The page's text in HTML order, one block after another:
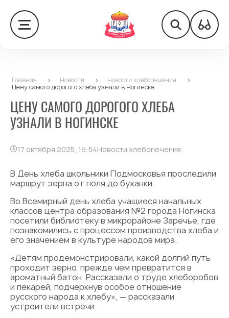
Главная > Новости > Новости хлебопечения
>
Цену самого дорогого хлеба узнали в Ногинске
ЦЕНУ САМОГО ДОРОГОГО ХЛЕБА
УЗНАЛИ В НОГИНСКЕ
17 октября 2025, 19:54Новости хлебопечения
В День хлеба школьники Подмосковья проследили
маршрут зерна от поля до буханки
Во Всемирный день хлеба учащиеся начальных
классов центра образования №2 города Ногинска
посетили библиотеку в микрорайоне Заречье, где
познакомились с процессом производства хлеба и
его значением в культуре народов мира.
«Детям продемонстрировали, какой долгий путь
проходит зерно, прежде чем превратится в
ароматный батон. Рассказали о труде хлеборобов
и пекарей, подчеркнув особое отношение
русского народа к хлебу», — рассказали
устроители встречи.